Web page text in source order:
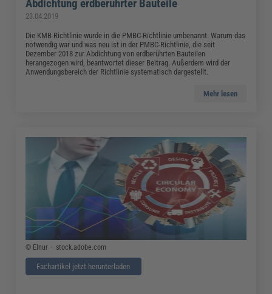
Abdichtung erdberührter Bauteile
23.04.2019
Die KMB-Richtlinie wurde in die PMBC-Richtlinie umbenannt. Warum das
notwendig war und was neu ist in der PMBC-Richtlinie, die seit
Dezember 2018 zur Abdichtung von erdberührten Bauteilen
herangezogen wird, beantwortet dieser Beitrag. Außerdem wird der
Anwendungsbereich der Richtlinie systematisch dargestellt.
Mehr lesen
© Elnur – stock.adobe.com
Fachartikel jetzt herunterladen